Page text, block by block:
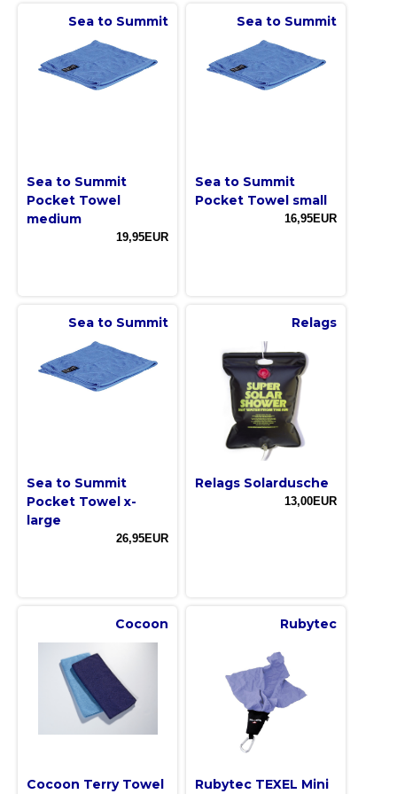
Sea to Summit
Sea to Summit
Pocket Towel
medium
19,95EUR
Sea to Summit
Sea to Summit
Pocket Towel small
16,95EUR
Sea to Summit
Sea to Summit
Pocket Towel x-
large
26,95EUR
Relags
Relags Solardusche
13,00EUR
Cocoon
Cocoon Terry Towel
Rubytec
Rubytec TEXEL Mini